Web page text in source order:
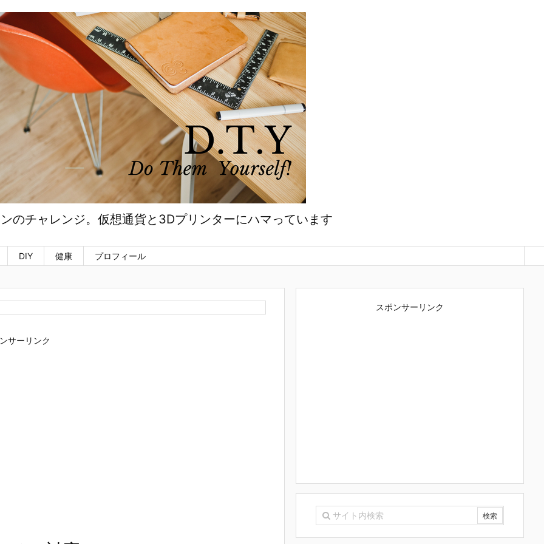
のチャレンジ。仮想通貨と3Dプリンターにハマっています
DIY 健康 プロフィール
サーリンク
スポンサーリンク